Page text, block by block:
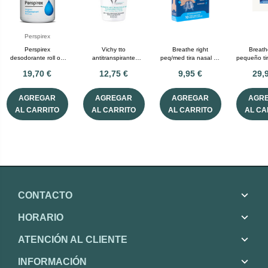
Perspirex
Perspirex
desodorante roll on
19,70 €
AGREGAR
AL CARRITO
Vichy tto
antitranspirante
mL
12,75 €
AGREGAR
AL CARRITO
Breathe right
peq/med tira nasal 10
9,95 €
AGREGAR
AL CARRITO
pequeño
AL
CONTACTO
HORARIO
ATENCIÓN AL CLIENTE
INFORMACIÓN